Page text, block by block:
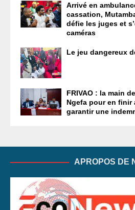
Arrivé en
cassation,
défie les juges et
caméras
Le jeu dangereux
FRIVAO : la main
Ngefa pour en finir
garantir une
APROPOS DE